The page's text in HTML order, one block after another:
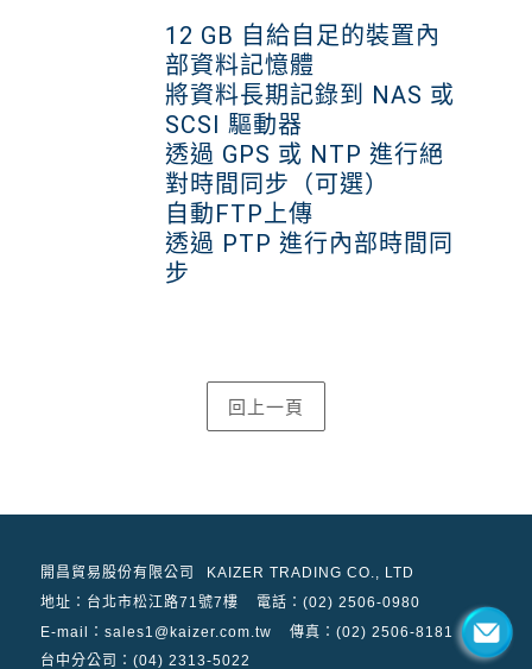
12 GB 自給自足的裝置內
部資料記憶體
將資料長期記錄到 NAS 或
SCSI 驅動器
透過 GPS 或 NTP 進行絕
對時間同步（可選）
自動FTP上傳
透過 PTP 進行內部時間同
步
開昌貿易股份有限公司
KAIZER TRADING CO., LTD
地址： 台北市松江路71號7樓
電話：(02) 2506-0980
E-mail：sales1@kaizer.com.tw
傳真：(02) 2506-8181
台中分公司：(04) 2313-5022